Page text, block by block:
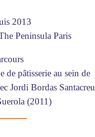
2013
Peninsula Paris
de pâtisserie au sein de
Jordi Bordas Santacreu
(2011)